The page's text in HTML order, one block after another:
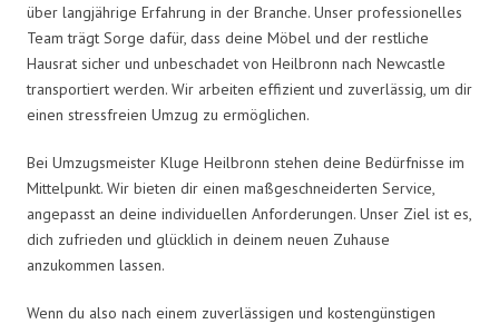
über langjährige Erfahrung in der Branche. Unser professionelles
Team trägt Sorge dafür, dass deine Möbel und der restliche
Hausrat sicher und unbeschadet von Heilbronn nach Newcastle
transportiert werden. Wir arbeiten effizient und zuverlässig, um dir
einen stressfreien Umzug zu ermöglichen.
Bei Umzugsmeister Kluge Heilbronn stehen deine Bedürfnisse im
Mittelpunkt. Wir bieten dir einen maßgeschneiderten Service,
angepasst an deine individuellen Anforderungen. Unser Ziel ist es,
dich zufrieden und glücklich in deinem neuen Zuhause
anzukommen lassen.
Wenn du also nach einem zuverlässigen und kostengünstigen